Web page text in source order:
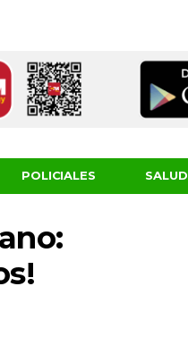
POLICIALES SALUD